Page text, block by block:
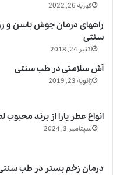
فوریه 26, 2022
راههای درمان جوش باسن و
سنتی
اکتبر 24, 2018
آش سلامتی در طب سنتی
ژانویه 23, 2019
انواع عطر یارا از برند محبوب
سپتامبر 3, 2024
درمان زخم بستر در طب